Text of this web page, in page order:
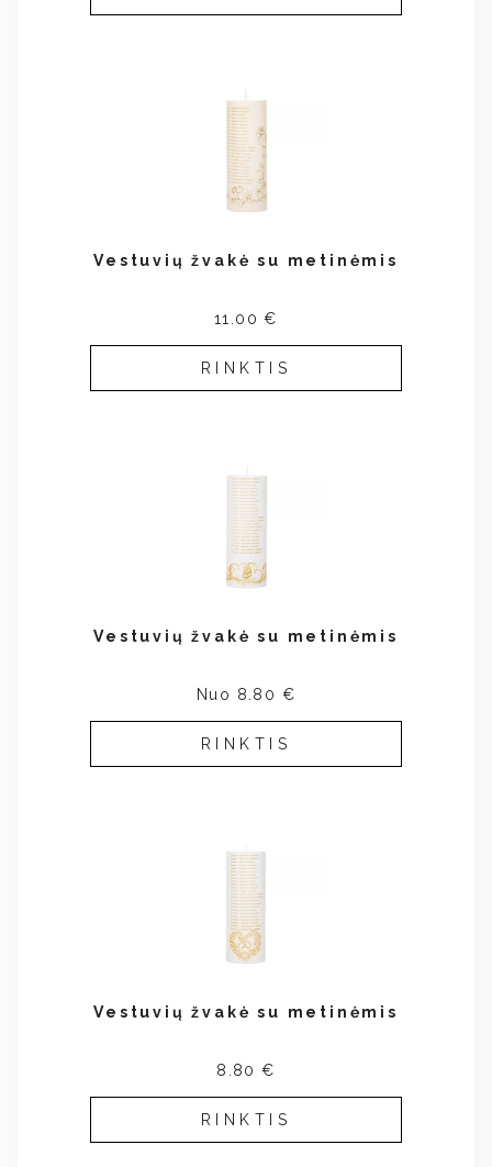
Vestuvių žvakė su metinėmis
11.00 €
RINKTIS
Vestuvių žvakė su metinėmis
Nuo 8.80 €
RINKTIS
Vestuvių žvakė su metinėmis
8.80 €
RINKTIS